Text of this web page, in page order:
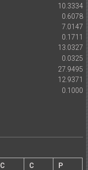
10.3334
0.6078
7.0147
0.1711
13.0327
0.0325
27.9495
12.9371
0.1000
C C
P